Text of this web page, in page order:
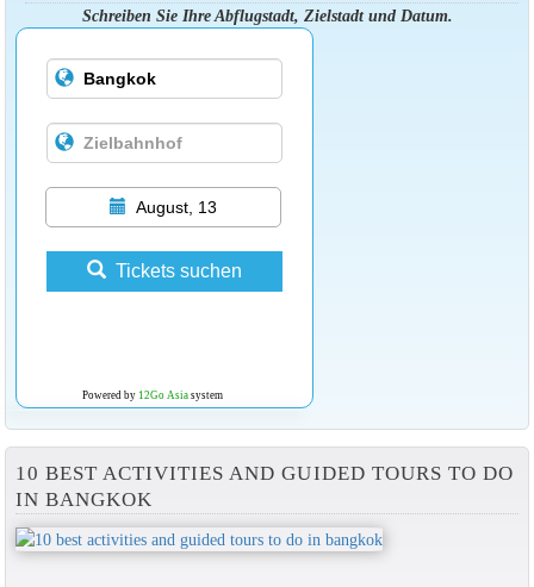
Schreiben Sie Ihre Abflugstadt, Zielstadt und Datum.
August, 13
Tickets suchen
Powered by 12Go Asiasystem
10 BEST ACTIVITIES AND GUIDED TOURS TO DO
IN BANGKOK